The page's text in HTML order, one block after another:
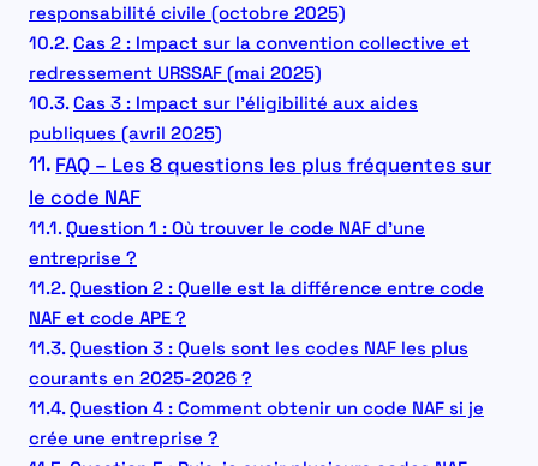
responsabilité civile (octobre 2025)
Cas 2 : Impact sur la convention collective et
redressement URSSAF (mai 2025)
Cas 3 : Impact sur l’éligibilité aux aides
publiques (avril 2025)
FAQ – Les 8 questions les plus fréquentes sur
le code NAF
Question 1 : Où trouver le code NAF d’une
entreprise ?
Question 2 : Quelle est la différence entre code
NAF et code APE ?
Question 3 : Quels sont les codes NAF les plus
courants en 2025-2026 ?
Question 4 : Comment obtenir un code NAF si je
crée une entreprise ?